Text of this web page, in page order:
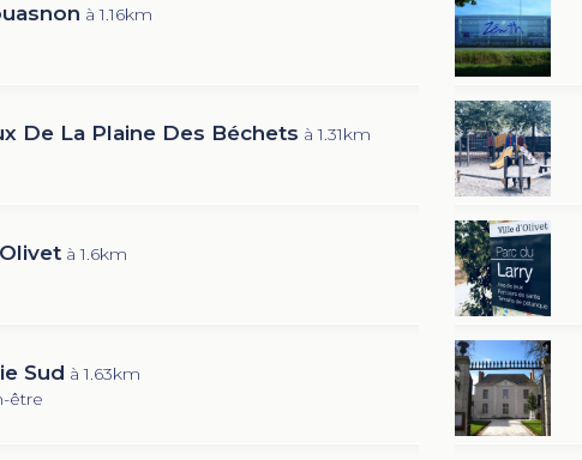
à 1.16km
De La Plaine Des Béchets à 1.31km
à 1.6km
Sud à 1.63km
être